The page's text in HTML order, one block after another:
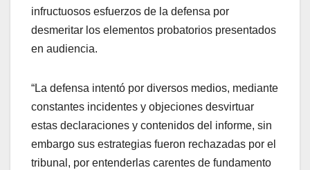
infructuosos esfuerzos de la defensa por
desmeritar los elementos probatorios presentados
en audiencia.
“La defensa intentó por diversos medios, mediante
constantes incidentes y objeciones desvirtuar
estas declaraciones y contenidos del informe, sin
embargo sus estrategias fueron rechazadas por el
tribunal, por entenderlas carentes de fundamento